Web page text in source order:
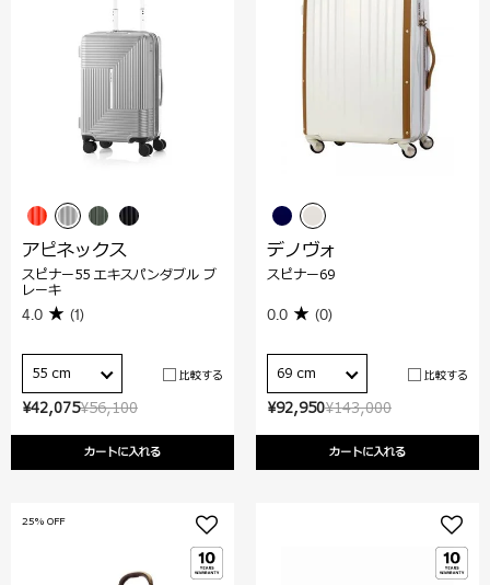
¥56,100
¥42,075
カートに入れる
アピネックス
スピナー55 エキスパンダブル ブ
レーキ
4.0 (1)
55 cm 比較する
¥143,000
¥92,950
カートに入れる
デノヴォ
スピナー69
0.0 (0)
69 cm 比較する
25% OFF